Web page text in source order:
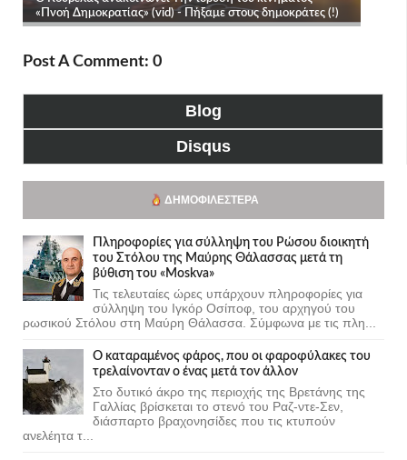
Post A Comment: 0
Blog
Disqus
ΔΗΜΟΦΙΛΈΣΤΕΡΑ
Πληροφορίες για σύλληψη του Ρώσου διοικητή
του Στόλου της Mαύρης Θάλασσας μετά τη
βύθιση του «Moskva»
Τις τελευταίες ώρες υπάρχουν πληροφορίες για
σύλληψη του Ιγκόρ Οσίποφ, του αρχηγού του
ρωσικού Στόλου στη Μαύρη Θάλασσα. Σύμφωνα με τις πλη...
Ο καταραμένος φάρος, που οι φαροφύλακες του
τρελαίνονταν ο ένας μετά τον άλλον
Στο δυτικό άκρο της περιοχής της Βρετάνης της
Γαλλίας βρίσκεται το στενό του Ραζ-ντε-Σεν,
διάσπαρτο βραχονησίδες που τις κτυπούν
ανελέητα τ...